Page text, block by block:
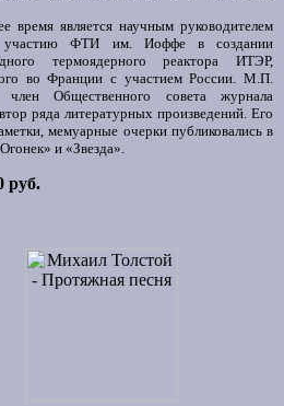
время является научным руководителем
ФТИ им. Иоффе в создании
термоядерного реактора ИТЭР,
во Франции с участием России. М.П.
Общественного совета журнала
ряда литературных произведений. Его
мемуарные очерки публиковались в
и «Звезда».
руб.